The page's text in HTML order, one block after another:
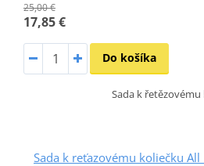
25,00 €
17,85 €
Do košíka
Sada k řetězovému
Sada k reťazovému koliečku